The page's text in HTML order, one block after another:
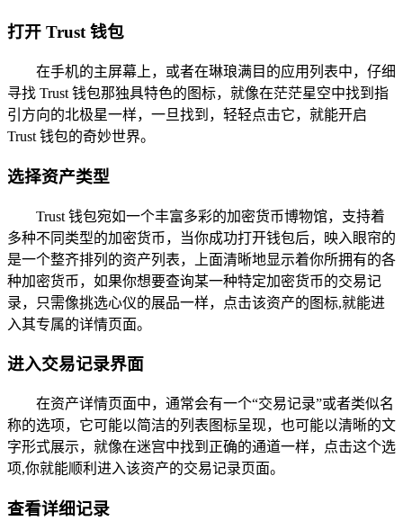
打开 Trust 钱包
在手机的主屏幕上，或者在琳琅满目的应用列表中，仔细
寻找 Trust 钱包那独具特色的图标，就像在茫茫星空中找到指
引方向的北极星一样，一旦找到，轻轻点击它，就能开启
Trust 钱包的奇妙世界。
选择资产类型
Trust 钱包宛如一个丰富多彩的加密货币博物馆，支持着
多种不同类型的加密货币，当你成功打开钱包后，映入眼帘的
是一个整齐排列的资产列表，上面清晰地显示着你所拥有的各
种加密货币，如果你想要查询某一种特定加密货币的交易记
录，只需像挑选心仪的展品一样，点击该资产的图标,就能进
入其专属的详情页面。
进入交易记录界面
在资产详情页面中，通常会有一个“交易记录”或者类似名
称的选项，它可能以简洁的列表图标呈现，也可能以清晰的文
字形式展示，就像在迷宫中找到正确的通道一样，点击这个选
项,你就能顺利进入该资产的交易记录页面。
查看详细记录